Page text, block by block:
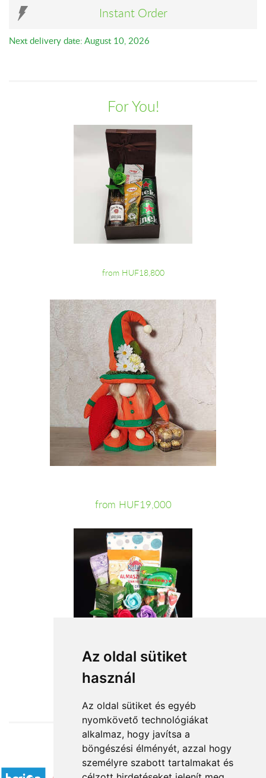
Az oldal sütiket
használ
Az oldal sütiket és egyéb
nyomkövető technológiákat
alkalmaz, hogy javítsa a
böngészési élményét, azzal hogy
személyre szabott tartalmakat és
Instant Order
Next delivery date: August 10, 2026
For You!
from HUF18,800
from HUF19,000
from HUF14,000
Accepted payment methods